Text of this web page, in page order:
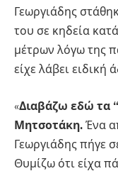
Γεωργιάδης
του σε κηδεία
μέτρων λόγω της
είχε λάβει ειδική
«Διαβάζω εδώ τα
Μητσοτάκη. Ένα
Γεωργιάδης πήγε
Θυμίζω ότι είχα